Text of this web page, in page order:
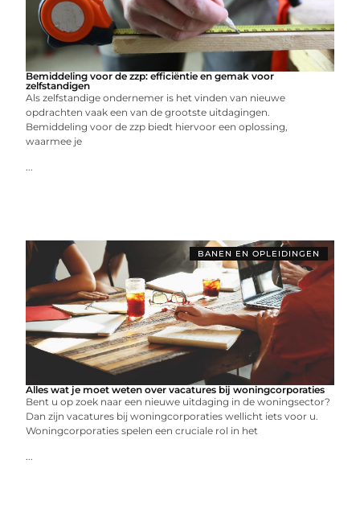
Bemiddeling voor de zzp: efficiëntie en gemak voor
zelfstandigen
Als zelfstandige ondernemer is het vinden van nieuwe
opdrachten vaak een van de grootste uitdagingen.
Bemiddeling voor de zzp biedt hiervoor een oplossing,
waarmee je
...
BANEN EN OPLEIDINGEN
Alles wat je moet weten over vacatures bij woningcorporaties
Bent u op zoek naar een nieuwe uitdaging in de woningsector?
Dan zijn vacatures bij woningcorporaties wellicht iets voor u.
Woningcorporaties spelen een cruciale rol in het
...